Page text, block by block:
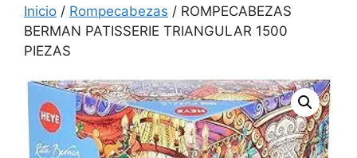
Inicio / Rompecabezas / ROMPECABEZAS
BERMAN PATISSERIE TRIANGULAR 1500
PIEZAS